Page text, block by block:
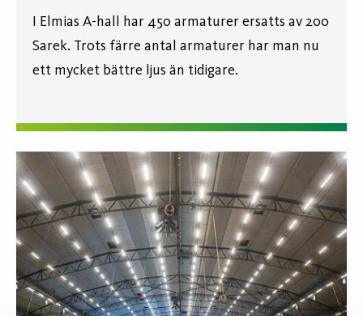
I Elmias A-hall har 450 armaturer ersatts av 200
Sarek. Trots färre antal armaturer har man nu
ett mycket bättre ljus än tidigare.